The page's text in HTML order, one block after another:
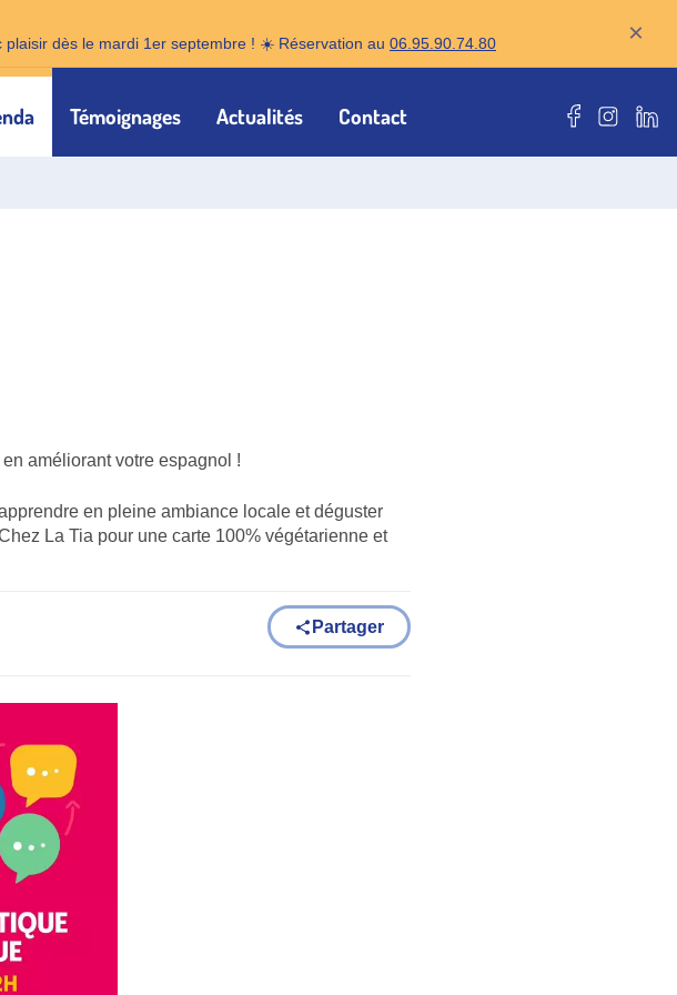
dès le mardi 1er septembre ! ☀️ Réservation au 06.95.90.74.80 ×
Témoignages Actualités Contact Notre page
Notre
améliorant votre espagnol !
en pleine ambiance locale et déguster
La Tia pour une carte 100% végétarienne et
Partager